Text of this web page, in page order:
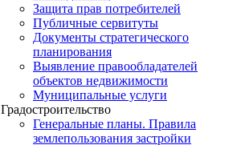
Защита прав потребителей
Публичные сервитуты
Документы стратегического
планирования
Выявление правообладателей
объектов недвижимости
Муниципальные услуги
Градостроительство
Генеральные планы. Правила
землепользования застройки